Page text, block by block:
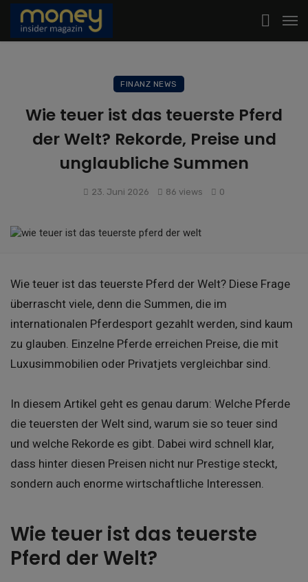
FINANZ NEWS
Wie teuer ist das teuerste Pferd
der Welt? Rekorde, Preise und
unglaubliche Summen
23. Juni 2026 86 views 0
Wie teuer ist das teuerste Pferd der Welt? Diese Frage
überrascht viele, denn die Summen, die im
internationalen Pferdesport gezahlt werden, sind kaum
zu glauben. Einzelne Pferde erreichen Preise, die mit
Luxusimmobilien oder Privatjets vergleichbar sind.
In diesem Artikel geht es genau darum: Welche Pferde
die teuersten der Welt sind, warum sie so teuer sind
und welche Rekorde es gibt. Dabei wird schnell klar,
dass hinter diesen Preisen nicht nur Prestige steckt,
sondern auch enorme wirtschaftliche Interessen.
Wie teuer ist das teuerste
Pferd der Welt?